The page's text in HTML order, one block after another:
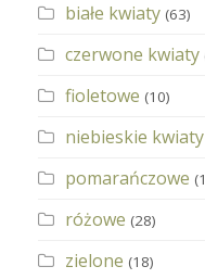
białe kwiaty (63)
czerwone kwiaty
fioletowe (10)
niebieskie kwiaty
pomarańczowe
różowe (28)
zielone (18)